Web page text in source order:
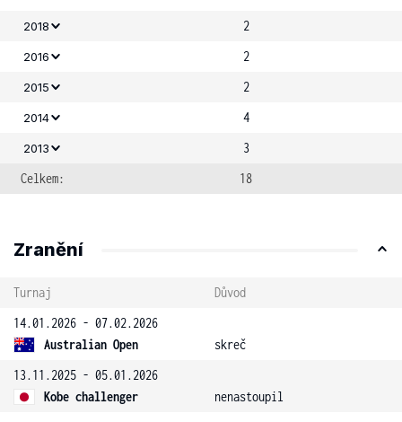
2018 2
2016 2
2015 2
2014 4
2013
3
Celkem:
18
Zranění
Turnaj
Důvod
14.01.2026 - 07.02.2026
Australian Open
skreč
13.11.2025 - 05.01.2026
Kobe challenger
nenastoupil